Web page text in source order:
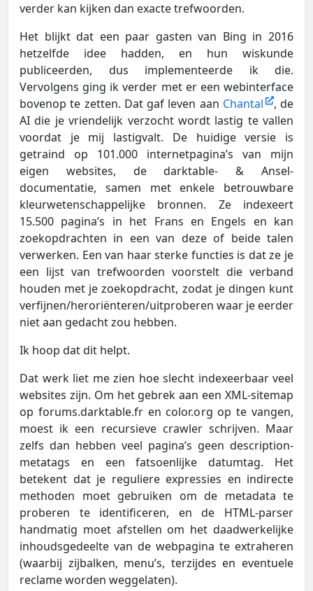
verder kan kijken dan exacte trefwoorden.
Het blijkt dat een paar gasten van Bing in 2016
hetzelfde idee hadden, en hun wiskunde
publiceerden, dus implementeerde ik die.
Vervolgens ging ik verder met er een webinterface
bovenop te zetten. Dat gaf leven aan Chantal
, de
AI die je vriendelijk verzocht wordt lastig te vallen
voordat je mij lastigvalt. De huidige versie is
getraind op 101.000 internetpagina’s van mijn
eigen websites, de darktable- & Ansel-
documentatie, samen met enkele betrouwbare
kleurwetenschappelijke bronnen. Ze indexeert
15.500 pagina’s in het Frans en Engels en kan
zoekopdrachten in een van deze of beide talen
verwerken. Een van haar sterke functies is dat ze je
een lijst van trefwoorden voorstelt die verband
houden met je zoekopdracht, zodat je dingen kunt
verfijnen/heroriënteren/uitproberen waar je eerder
niet aan gedacht zou hebben.
Ik hoop dat dit helpt.
Dat werk liet me zien hoe slecht indexeerbaar veel
websites zijn. Om het gebrek aan een XML-sitemap
op forums.darktable.fr en color.org op te vangen,
moest ik een recursieve crawler schrijven. Maar
zelfs dan hebben veel pagina’s geen description-
metatags en een fatsoenlijke datumtag. Het
betekent dat je reguliere expressies en indirecte
methoden moet gebruiken om de metadata te
proberen te identificeren, en de HTML-parser
handmatig moet afstellen om het daadwerkelijke
inhoudsgedeelte van de webpagina te extraheren
(waarbij zijbalken, menu’s, terzijdes en eventuele
reclame worden weggelaten).